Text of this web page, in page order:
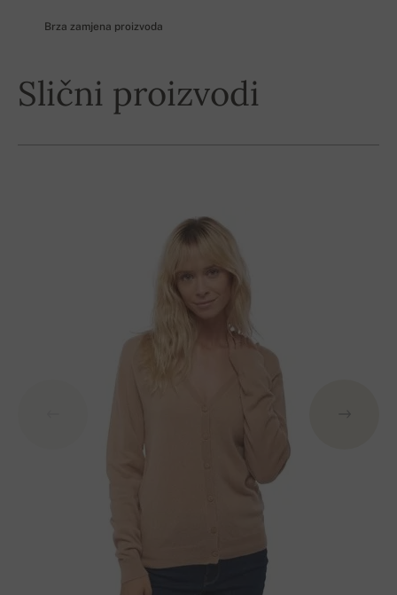
Brza zamjena proizvoda
Slični proizvodi